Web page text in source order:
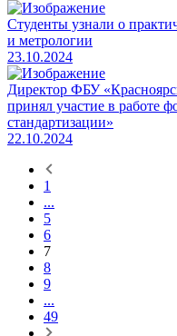
Студенты узнали о
и метрологии
23.10.2024
Директор ФБУ
принял участие в работе
стандартизации»
22.10.2024
1
...
5
6
7
8
9
...
49